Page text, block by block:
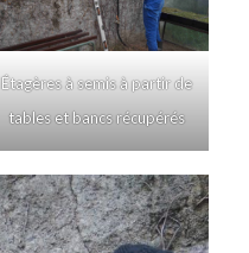
Étagères à semis à partir de
tables et bancs récupérés